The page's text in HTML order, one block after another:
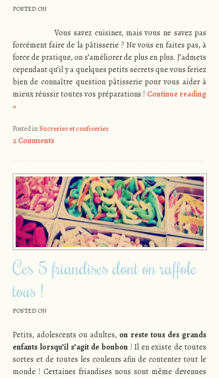
POSTED ON
Vous savez cuisiner, mais vous ne savez pas
forcément faire de la pâtisserie ? Ne vous en faites pas, à
force de pratique, on s’améliorer de plus en plus. J’admets
cependant qu’il y a quelques petits secrets que vous feriez
bien de connaître question pâtisserie pour vous aider à
mieux réussir toutes vos préparations ! Continue reading
»
Posted in Sucreries et confiseries
2 Comments
Ces 5 friandises dont on raffole
tous !
POSTED ON
Petits, adolescents ou adultes, on reste tous des grands
enfants lorsqu’il s’agit de bonbon ! Il en existe de toutes
sortes et de toutes les couleurs afin de contenter tout le
monde ! Certaines friandises nous sont même devenues